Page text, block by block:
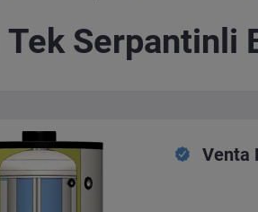
Tek Serpantinli
Venta